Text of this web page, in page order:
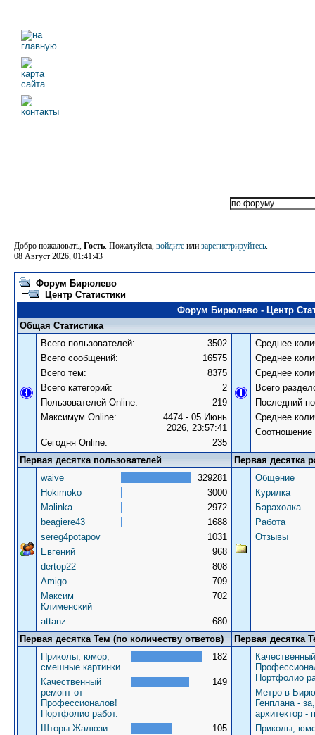
Добро пожаловать, Гость. Пожалуйста, войдите или зарегистрируйтесь.
08 Август 2026, 01:41:43
Форум Бирюлево
Центр Статистики
Форум Бирюлево - Центр
Общая Статистика
Всего пользователей:
3502
Всего сообщений:
16575
Всего тем:
8375
Всего категорий:
2
Пользователей Online:
219
Максимум Online:
4474 - 05 Июнь
2026, 23:57:41
Сегодня Online:
235
Среднее
Среднее
Среднее
Всего
Последний
Среднее
Первая десятка пользователей
Первая десятка
waive
329281
Hokimoko
3000
Malinka
2972
beagiere43
1688
sereg4potapov
1031
Евгений
968
dertop22
808
Amigo
709
Максим
Клименский
702
attanz 680
Общение
Курилка
Барахолка
Работа
Отзывы
Первая десятка Тем (по количеству ответов)
Первая десятка
Приколы, юмор,
смешные картинки.
182
Качественный
ремонт от
Профессионалов!
Портфолио работ.
149
Шторы Жалюзи
105
Портфолио
Метро в
Генплана -
архитектор -
Приколы,